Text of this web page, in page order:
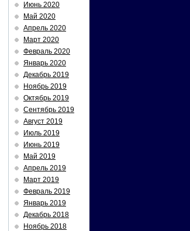
Июнь 2020
Май 2020
Апрель 2020
Март 2020
Февраль 2020
Январь 2020
Декабрь 2019
Ноябрь 2019
Октябрь 2019
Сентябрь 2019
Август 2019
Июль 2019
Июнь 2019
Май 2019
Апрель 2019
Март 2019
Февраль 2019
Январь 2019
Декабрь 2018
Ноябрь 2018